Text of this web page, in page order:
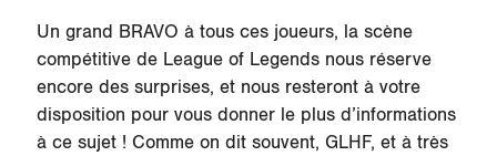
Un grand BRAVO à tous ces joueurs, la scène
compétitive de League of Legends nous réserve
encore des surprises, et nous resteront à votre
disposition pour vous donner le plus d’informations
à ce sujet ! Comme on dit souvent, GLHF, et à très